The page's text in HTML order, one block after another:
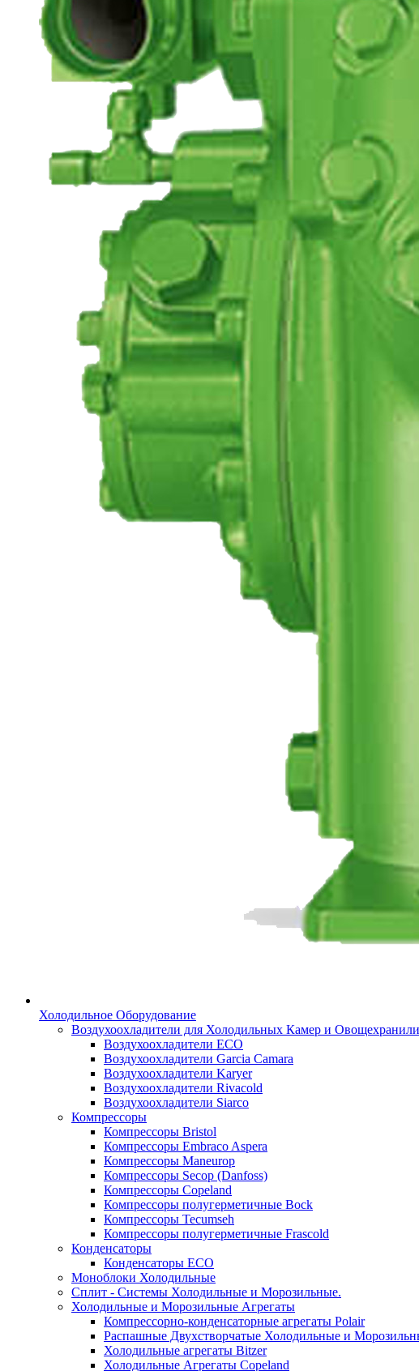
Холодильное Оборудование
Воздухоохладители для Холодильных Камер и
Воздухоохладители ECO
Воздухоохладители Garcia Camara
Воздухоохладители Karyer
Воздухоохладители Rivacold
Воздухоохладители Siarco
Компрессоры
Компрессоры Bristol
Компрессоры Embraco Aspera
Компрессоры Maneurop
Компрессоры Secop (Danfoss)
Компрессоры Copeland
Компрессоры полугерметичные Bock
Компрессоры Tecumseh
Компрессоры полугерметичные Frascold
Конденсаторы
Конденсаторы ECO
Моноблоки Холодильные
Сплит - Системы Холодильные и Морозильные.
Холодильные и Морозильные Агрегаты
Компрессорно-конденсаторные агрегаты Polair
Распашные Двухстворчатые Холодильные и
Холодильные агрегаты Bitzer
Холодильные Агрегаты Copeland